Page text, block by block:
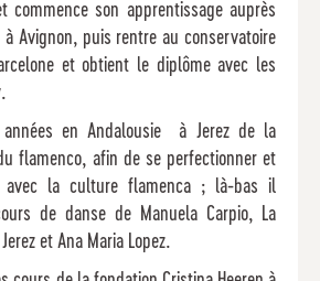
commence son apprentissage auprès
Avignon, puis rentre au conservatoire
et obtient le diplôme avec les
en Andalousie à Jerez de la
flamenco, afin de se perfectionner et
avec la culture flamenca ; là-bas il
de danse de Manuela Carpio, La
et Ana Maria Lopez.